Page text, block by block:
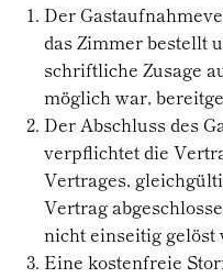
Der
das Zimmer bestellt
schriftliche Zusage
möglich war,
Der Abschluss des
verpflichtet die
Vertrages,
Vertrag
nicht einseitig gelöst
Eine kostenfreie